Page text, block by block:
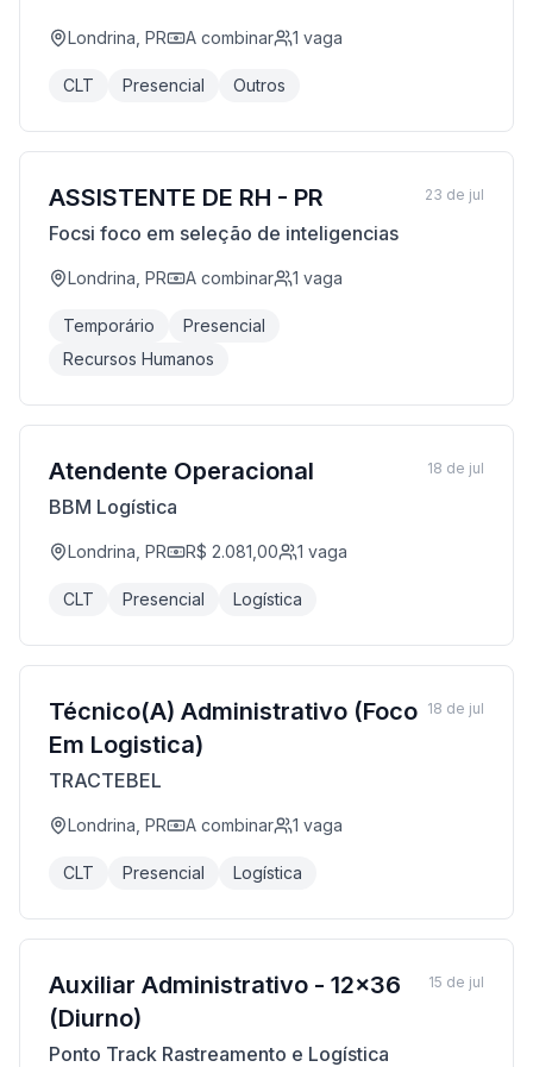
Londrina, PR A combinar 1 vaga
CLT Presencial Outros
ASSISTENTE DE RH - PR
Focsi foco em seleção de inteligencias
Londrina, PR A combinar 1 vaga
Temporário
Presencial
Recursos Humanos
23 de jul
Atendente Operacional
BBM Logística
Londrina, PR R$ 2.081,00 1 vaga
CLT Presencial Logística
18 de jul
Técnico(A) Administrativo (Foco
Em Logistica)
TRACTEBEL
Londrina, PR A combinar 1 vaga
CLT Presencial Logística
18 de jul
Auxiliar Administrativo - 12x36
(Diurno)
Ponto Track Rastreamento e Logística
15 de jul